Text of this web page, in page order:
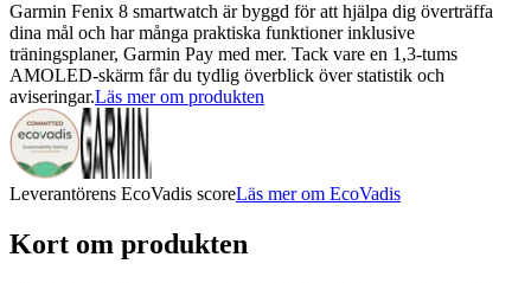
Garmin Fenix ​​8 smartwatch är byggd för att hjälpa dig överträffa
dina mål och har många praktiska funktioner inklusive
träningsplaner, Garmin Pay med mer. Tack vare en 1,3-tums
AMOLED-skärm får du tydlig överblick över statistik och
aviseringar.Läs mer om produkten
Leverantörens EcoVadis scoreLäs mer om EcoVadis
Kort om produkten